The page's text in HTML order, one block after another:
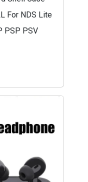
For NDS Lite
PSP PSV